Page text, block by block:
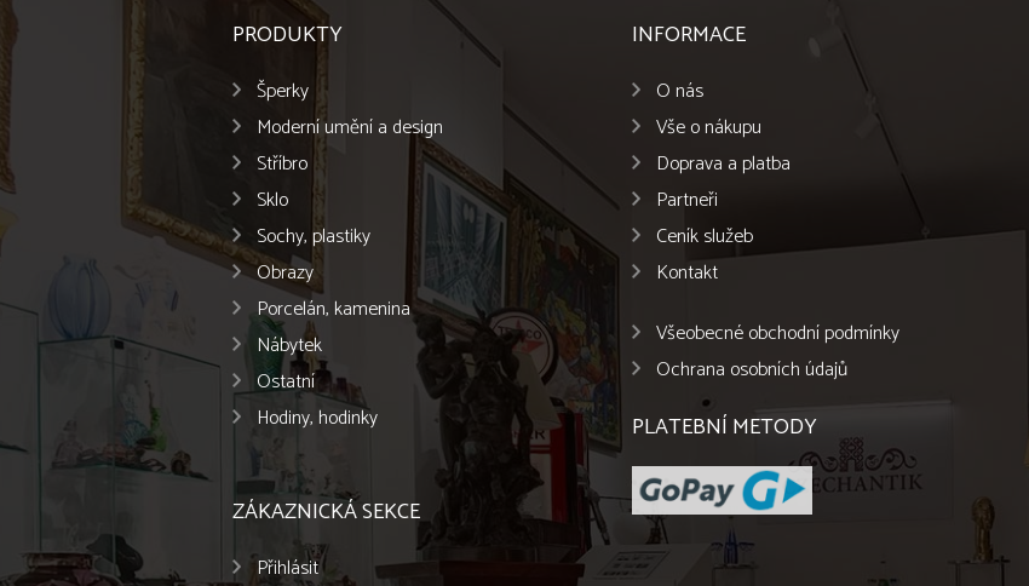
PRODUKTY
Šperky
Moderní umění a design
Stříbro
Sklo
Sochy, plastiky
Obrazy
Porcelán, kamenina
Nábytek
Ostatní
Hodiny, hodinky
ZÁKAZNICKÁ SEKCE
Přihlásit
INFORMACE
O nás
Vše o nákupu
Doprava a platba
Partneři
Ceník služeb
Kontakt
Všeobecné obchodní podmínky
Ochrana osobních údajů
PLATEBNÍ METODY